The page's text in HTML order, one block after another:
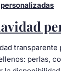
transparente
perlas,